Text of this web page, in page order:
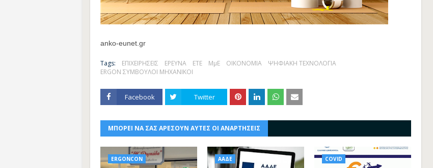
anko-eunet.gr
Tags: ΕΠΙΧΕΙΡΗΣΕΙΣ ΕΡΕΥΝΑ ΕΤΕ ΜμΕ ΟΙΚΟΝΟΜΙΑ
ΨΗΦΙΑΚΗ ΤΕΧΝΟΛΟΓΙΑ
ERGON ΣΥΜΒΟΥΛΟΙ ΜΗΧΑΝΙΚΟΙ
Facebook Twitter
ΜΠΟΡΕΙ ΝΑ ΣΑΣ ΑΡΕΣΟΥΝ ΑΥΤΕΣ ΟΙ ΑΝΑΡΤΗΣΕΙΣ
ERGONCON ΑΑΔΕ COVID